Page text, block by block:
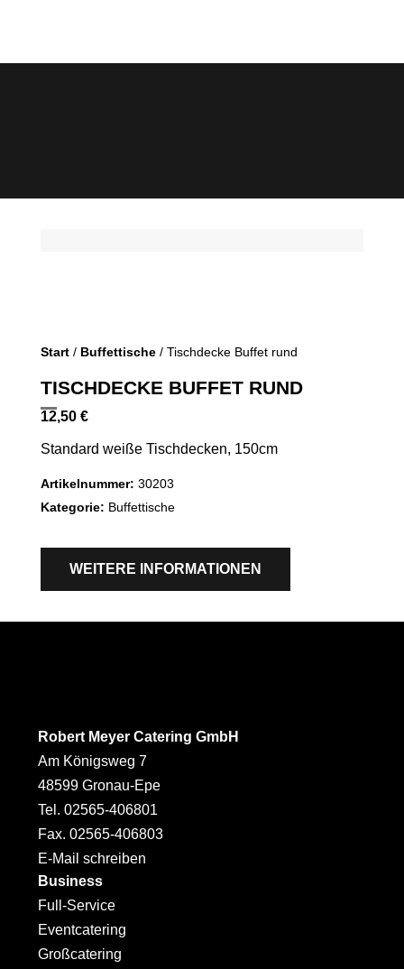
Start / Buffettische / Tischdecke Buffet rund
TISCHDECKE BUFFET RUND
12,50 €
Standard weiße Tischdecken, 150cm
Artikelnummer: 30203
Kategorie: Buffettische
WEITERE INFORMATIONEN
Robert Meyer Catering GmbH
Am Königsweg 7
48599 Gronau-Epe
Tel. 02565-406801
Fax. 02565-406803
E-Mail schreiben
Business
Full-Service
Eventcatering
Großcatering